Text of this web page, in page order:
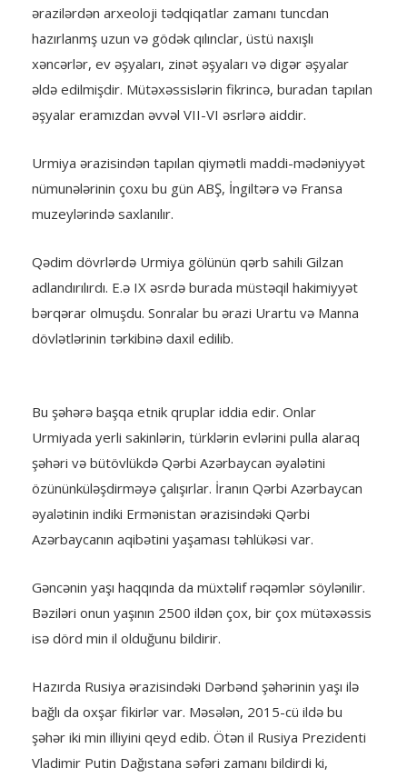
ərazilərdən arxeoloji tədqiqatlar zamanı tuncdan
hazırlanmş uzun və gödək qılınclar, üstü naxışlı
xəncərlər, ev əşyaları, zinət əşyaları və digər əşyalar
əldə edilmişdir. Mütəxəssislərin fikrincə, buradan tapılan
əşyalar eramızdan əvvəl VII-VI əsrlərə aiddir.
Urmiya ərazisindən tapılan qiymətli maddi-mədəniyyət
nümunələrinin çoxu bu gün ABŞ, İngiltərə və Fransa
muzeylərində saxlanılır.
Qədim dövrlərdə Urmiya gölünün qərb sahili Gilzan
adlandırılırdı. E.ə IX əsrdə burada müstəqil hakimiyyət
bərqərar olmuşdu. Sonralar bu ərazi Urartu və Manna
dövlətlərinin tərkibinə daxil edilib.
Bu şəhərə başqa etnik qruplar iddia edir. Onlar
Urmiyada yerli sakinlərin, türklərin evlərini pulla alaraq
şəhəri və bütövlükdə Qərbi Azərbaycan əyalətini
özününküləşdirməyə çalışırlar. İranın Qərbi Azərbaycan
əyalətinin indiki Ermənistan ərazisindəki Qərbi
Azərbaycanın aqibətini yaşaması təhlükəsi var.
Gəncənin yaşı haqqında da müxtəlif rəqəmlər söylənilir.
Bəziləri onun yaşının 2500 ildən çox, bir çox mütəxəssis
isə dörd min il olduğunu bildirir.
Hazırda Rusiya ərazisindəki Dərbənd şəhərinin yaşı ilə
bağlı da oxşar fikirlər var. Məsələn, 2015-cü ildə bu
şəhər iki min illiyini qeyd edib. Ötən il Rusiya Prezidenti
Vladimir Putin Dağıstana səfəri zamanı bildirdi ki,